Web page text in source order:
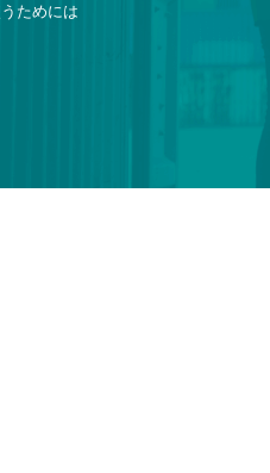
ためには